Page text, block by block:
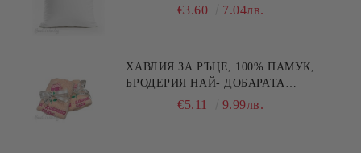
€3.60 7.04лв.
ХАВЛИЯ ЗА РЪЦЕ, 100% ПАМУК,
БРОДЕРИЯ НАЙ- ДОБАРАТА
МАЙКА/БАБА , РАЗМЕР:
€5.11 9.99лв.